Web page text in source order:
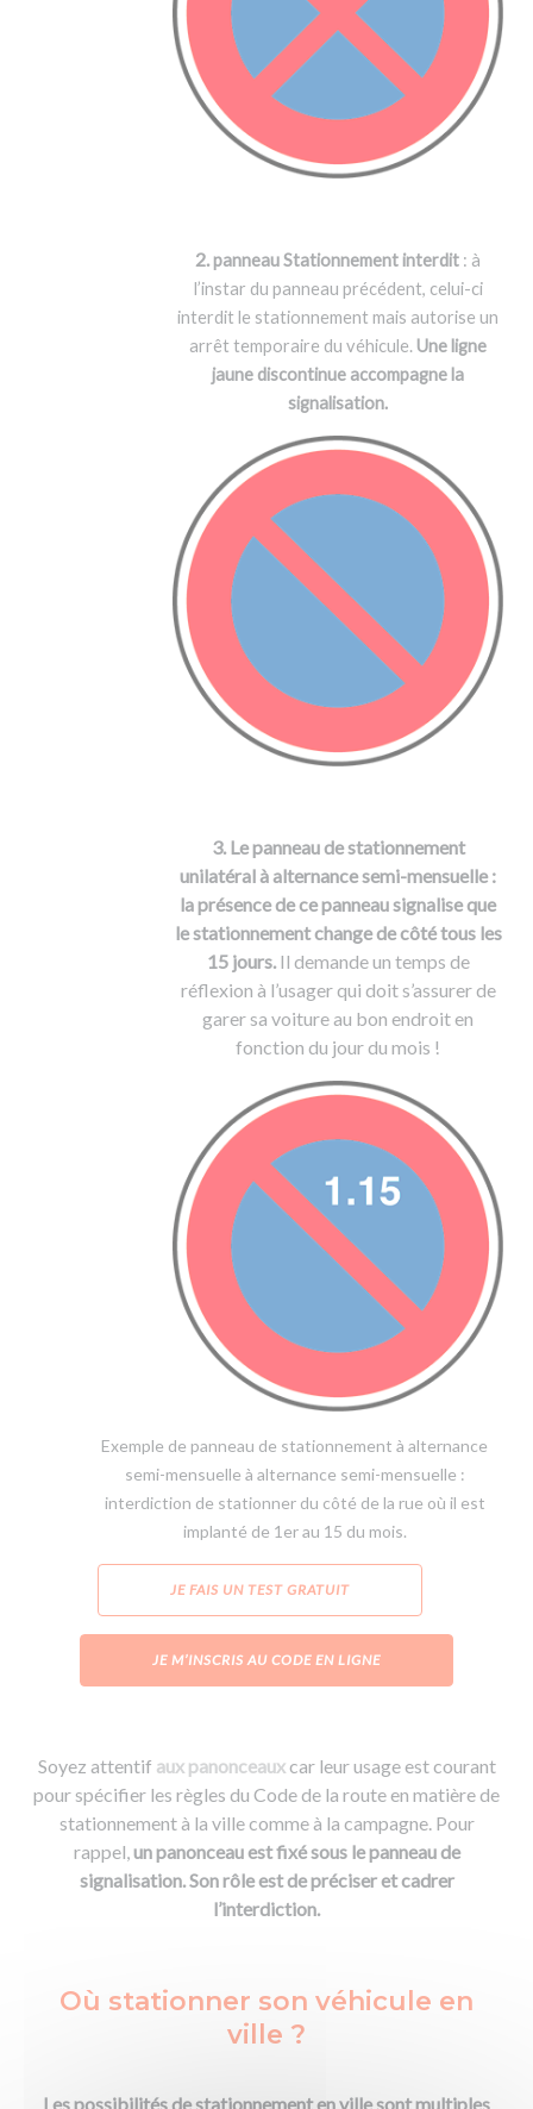
2.panneau Stationnement interdit : à
l’instar du panneau précédent, celui-ci
interdit le stationnement mais autorise un
arrêt temporaire du véhicule. Une ligne
jaune discontinue accompagne la
signalisation.
3. Le panneau de stationnement
unilatéral à alternance semi-mensuelle :
la présence de ce panneau signalise que
le stationnement change de côté tous les
15 jours.Il demande un temps de
réflexion à l’usager qui doit s’assurer de
garer sa voiture au bon endroit en
fonction du jour du mois !
Exemple de panneau de stationnement à alternance
semi-mensuelle à alternance semi-mensuelle :
interdiction de stationner du côté de la rue où il est
implanté de 1er au 15 du mois.
JE FAIS UN TEST GRATUIT
JE M’INSCRIS AU CODE EN LIGNE
Soyez attentif aux panonceauxcar leur usage est courant
pour spécifier les règles du Code de la route en matière de
stationnement à la ville comme à la campagne. Pour
rappel,un panonceau est fixé sous le panneau de
signalisation. Son rôle est de préciser et cadrer
l’interdiction.
Où stationner son véhicule en
ville ?
Les possibilités de stationnement en ville sont multiples